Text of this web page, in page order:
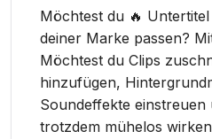
Möchtest du 🔥
deiner Marke passen?
Möchtest du Clips
hinzufügen,
Soundeffekte einstreuen
trotzdem mühelos